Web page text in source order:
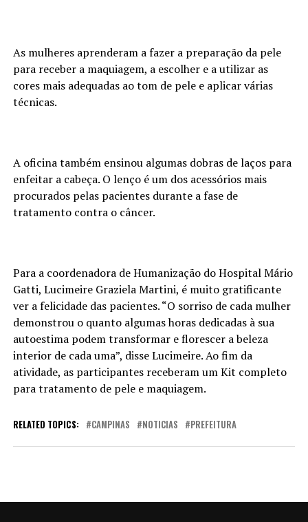
As mulheres aprenderam a fazer a preparação da pele
para receber a maquiagem, a escolher e a utilizar as
cores mais adequadas ao tom de pele e aplicar várias
técnicas.
A oficina também ensinou algumas dobras de laços para
enfeitar a cabeça. O lenço é um dos acessórios mais
procurados pelas pacientes durante a fase de
tratamento contra o câncer.
Para a coordenadora de Humanização do Hospital Mário
Gatti, Lucimeire Graziela Martini, é muito gratificante
ver a felicidade das pacientes. “O sorriso de cada mulher
demonstrou o quanto algumas horas dedicadas à sua
autoestima podem transformar e florescer a beleza
interior de cada uma”, disse Lucimeire. Ao fim da
atividade, as participantes receberam um Kit completo
para tratamento de pele e maquiagem.
RELATED TOPICS: CAMPINAS NOTICIAS PREFEITURA